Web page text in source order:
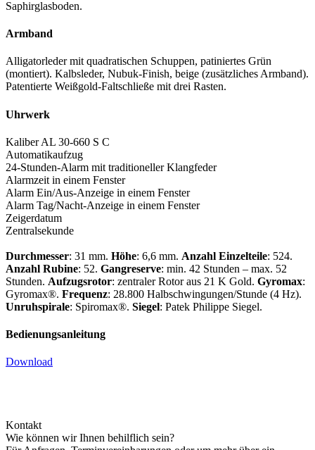
Saphirglasboden.
Armband
Alligatorleder mit quadratischen Schuppen, patiniertes Grün
(montiert). Kalbsleder, Nubuk-Finish, beige (zusätzliches Armband).
Patentierte Weißgold-Faltschließe mit drei Rasten.
Uhrwerk
Kaliber AL 30-660 S C
Automatikaufzug
24-Stunden-Alarm mit traditioneller Klangfeder
Alarmzeit in einem Fenster
Alarm Ein/Aus-Anzeige in einem Fenster
Alarm Tag/Nacht-Anzeige in einem Fenster
Zeigerdatum
Zentralsekunde
Durchmesser: 31 mm. Höhe: 6,6 mm. Anzahl Einzelteile: 524.
Anzahl Rubine: 52. Gangreserve: min. 42 Stunden – max. 52
Stunden. Aufzugsrotor: zentraler Rotor aus 21 K Gold. Gyromax:
Gyromax®. Frequenz: 28.800 Halbschwingungen/Stunde (4 Hz).
Unruhspirale: Spiromax®. Siegel: Patek Philippe Siegel.
Bedienungsanleitung
Download
Kontakt
Wie können wir Ihnen behilflich sein?